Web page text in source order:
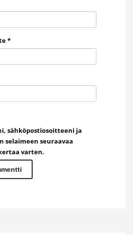
*
sähköpostiosoitteeni ja
selaimeen seuraavaa
varten.